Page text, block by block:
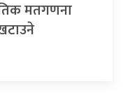
मतगणना